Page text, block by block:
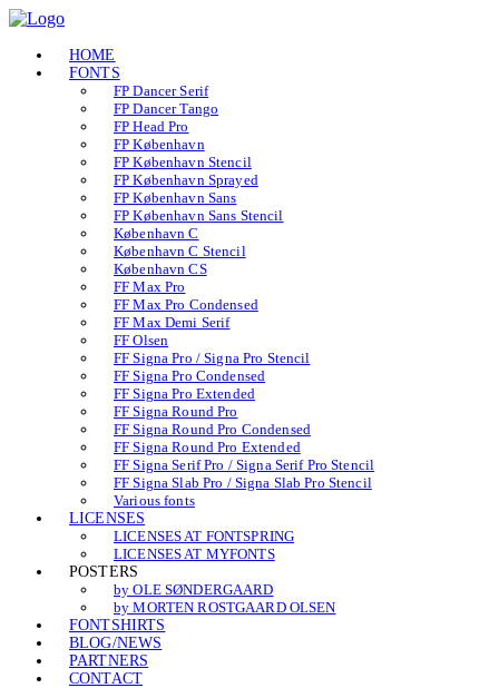
HOME
FONTS
FP Dancer Serif
FP Dancer Tango
FP Head Pro
FP København
FP København Stencil
FP København Sprayed
FP København Sans
FP København Sans Stencil
København C
København C Stencil
København CS
FF Max Pro
FF Max Pro Condensed
FF Max Demi Serif
FF Olsen
FF Signa Pro / Signa Pro Stencil
FF Signa Pro Condensed
FF Signa Pro Extended
FF Signa Round Pro
FF Signa Round Pro Condensed
FF Signa Round Pro Extended
FF Signa Serif Pro / Signa Serif Pro Stencil
FF Signa Slab Pro / Signa Slab Pro Stencil
Various fonts
LICENSES
LICENSES AT FONTSPRING
LICENSES AT MYFONTS
POSTERS
by OLE SØNDERGAARD
by MORTEN ROSTGAARD OLSEN
FONTSHIRTS
BLOG/NEWS
PARTNERS
CONTACT